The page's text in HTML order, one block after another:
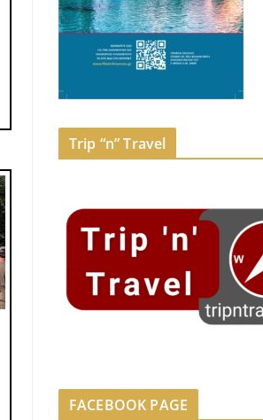
Trip “n” Travel
FACEBOOK PAGE